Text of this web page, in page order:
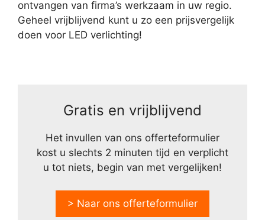
ontvangen van firma’s werkzaam in uw regio.
Geheel vrijblijvend kunt u zo een prijsvergelijk
doen voor LED verlichting!
Gratis en vrijblijvend
Het invullen van ons offerteformulier
kost u slechts 2 minuten tijd en verplicht
u tot niets, begin van met vergelijken!
> Naar ons offerteformulier